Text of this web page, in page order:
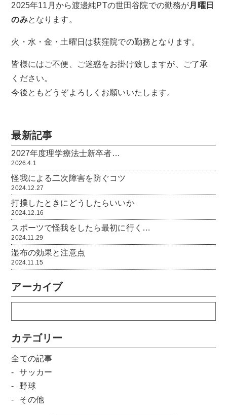
2025年11月から渡邊純PTの世田谷院での勤務が月曜日
のみとなります。
火・水・金・土曜日は荻窪院での勤務となります。
皆様にはご不便、ご迷惑をお掛け致しますが、ご了承
ください。
今後ともどうぞよろしくお願いいたします。
最新記事
2027年度理学療法士新卒者…
2026.4.1
怪我による二次障害を防ぐコツ
2024.12.27
打撲したときにどうしたらいいか
2024.12.16
スポーツで怪我をしたら最初に行く…
2024.11.29
湿布の効果と注意点
2024.11.15
アーカイブ
カテゴリー
全ての記事
サッカー
野球
その他